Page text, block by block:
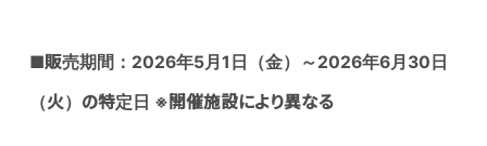
■販売期間： 2026年5月 1 日（金）～2026年6月 30 日
（火）の特定日 ※ 開催施設により異なる